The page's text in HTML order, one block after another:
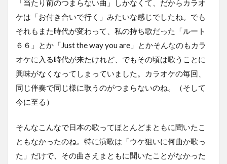
「当たり前のつまらない曲」しかなくて、だからカラオ
ケは「お付き合いで行く」みたいな感じでしたね。でも
それもまた時代が変わって、私の持ち歌だった「ルート
６６」とか「Just the way you are」とかそんなのもカラ
オケに入る時代が来たけれど、でもその頃は歌うことに
興味がなくなってしまっていました。カラオケの毎回、
同じ伴奏で同じ様に歌うのがつまらないのね。（そして
今に至る）
そんなこんなで日本の歌ってほとんどまともに聞いたこ
ともなかったのね。特に演歌は「ウケ狙いに何曲か歌っ
た」だけで、その曲さえまともに聞いたことがなかった